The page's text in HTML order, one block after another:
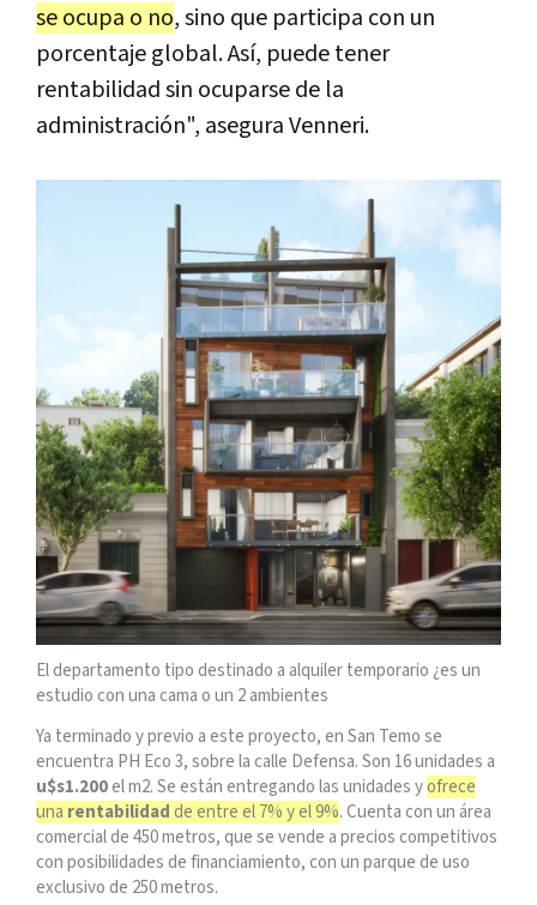
se ocupa o no, sino que participa con un
porcentaje global. Así, puede tener
rentabilidad sin ocuparse de la
administración", asegura Venneri.
El departamento tipo destinado a alquiler temporario ¿es un
estudio con una cama o un 2 ambientes
Ya terminado y previo a este proyecto, en San Temo se
encuentra PH Eco 3, sobre la calle Defensa. Son 16 unidades a
u$s1.200 el m2. Se están entregando las unidades yofrece
una rentabilidad de entre el 7% y el 9%. Cuenta con un área
comercial de 450 metros, que se vende a precios competitivos
con posibilidades de financiamiento, con un parque de uso
exclusivo de 250 metros.